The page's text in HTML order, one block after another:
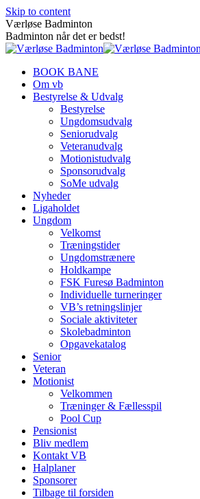
Skip to content
Værløse Badminton
Badminton når det er bedst!
BOOK BANE
Om vb
Bestyrelse & Udvalg
Bestyrelse
Ungdomsudvalg
Seniorudvalg
Veteranudvalg
Motionistudvalg
Sponsorudvalg
SoMe udvalg
Nyheder
Ligaholdet
Ungdom
Velkomst
Træningstider
Ungdomstrænere
Holdkampe
FSK Furesø Badminton
Individuelle turneringer
VB’s retningslinjer
Sociale aktiviteter
Skolebadminton
Opgavekatalog
Senior
Veteran
Motionist
Velkommen
Træninger & Fællesspil
Pool Cup
Pensionist
Bliv medlem
Kontakt VB
Halplaner
Sponsorer
Tilbage til forsiden